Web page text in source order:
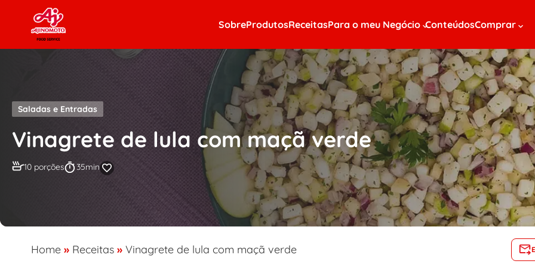
Skip to content
SobreProdutosReceitasPara o meu Negócio ConteúdosComprar
Saladas e Entradas
Vinagrete de lula com maçã verde
10 porções 35min
Home » Receitas » Vinagrete de lula com maçã verde